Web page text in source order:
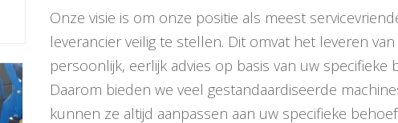
Onze visie is om onze positie als meest
leverancier veilig te stellen. Dit omvat het leveren
persoonlijk, eerlijk advies op basis van uw specifieke
Daarom bieden we veel gestandaardiseerde
kunnen ze altijd aanpassen aan uw specifieke